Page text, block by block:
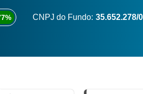
CNPJ do Fundo: 35.652.278/